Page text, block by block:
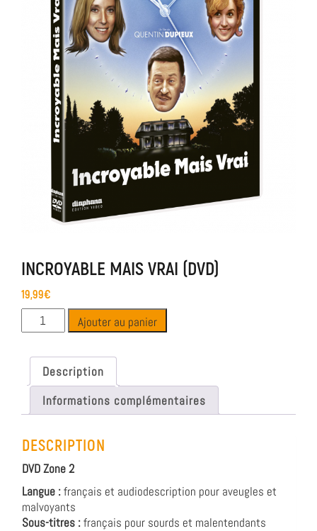
INCROYABLE MAIS VRAI (DVD)
19,99€
Ajouter au panier
Description
Informations complémentaires
DESCRIPTION
DVD Zone 2
Langue :français et audiodescription pour aveugles et
malvoyants
Sous-titres :français pour sourds et malentendants